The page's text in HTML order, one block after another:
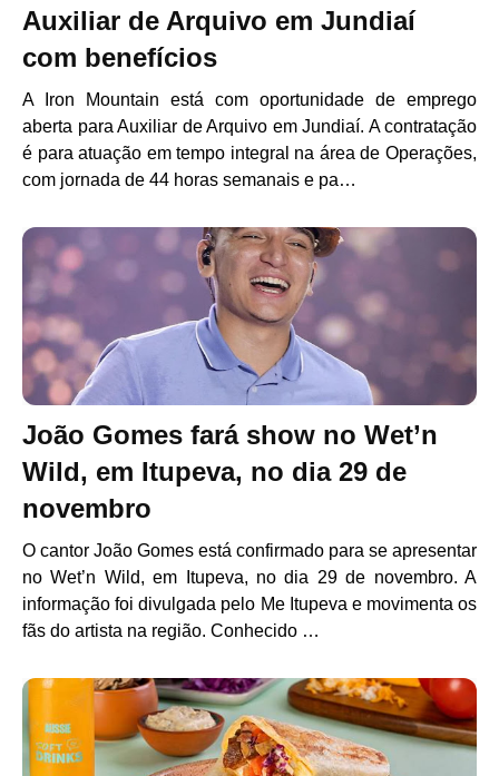
Auxiliar de Arquivo em Jundiaí
com benefícios
A Iron Mountain está com oportunidade de emprego
aberta para Auxiliar de Arquivo em Jundiaí. A contratação
é para atuação em tempo integral na área de Operações,
com jornada de 44 horas semanais e pa…
João Gomes fará show no Wet’n
Wild, em Itupeva, no dia 29 de
novembro
O cantor João Gomes está confirmado para se apresentar
no Wet’n Wild, em Itupeva, no dia 29 de novembro. A
informação foi divulgada pelo Me Itupeva e movimenta os
fãs do artista na região. Conhecido …